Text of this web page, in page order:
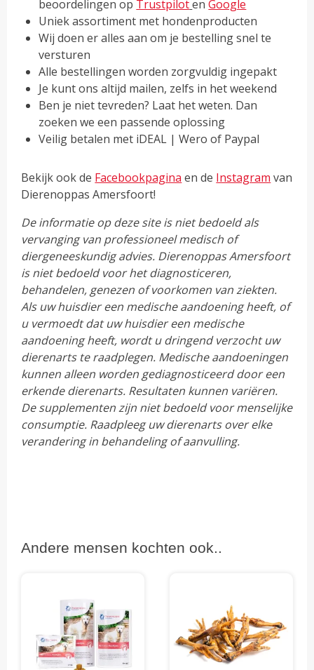
beoordelingen op TrustpilotenGoogle
Uniek assortiment met hondenproducten
Wij doen er alles aan om je bestelling snel te
versturen
Alle bestellingen worden zorgvuldig ingepakt
Je kunt ons altijd mailen, zelfs in het weekend
Ben je niet tevreden? Laat het weten. Dan
zoeken we een passende oplossing
Veilig betalen met iDEAL | Wero of Paypal
Bekijk ook de Facebookpagina en de Instagram van
Dierenoppas Amersfoort!
De informatie op deze site is niet bedoeld als
vervanging van professioneel medisch of
diergeneeskundig advies. Dierenoppas Amersfoort
is niet bedoeld voor het diagnosticeren,
behandelen, genezen of voorkomen van ziekten.
Als uw huisdier een medische aandoening heeft, of
u vermoedt dat uw huisdier een medische
aandoening heeft, wordt u dringend verzocht uw
dierenarts te raadplegen. Medische aandoeningen
kunnen alleen worden gediagnosticeerd door een
erkende dierenarts. Resultaten kunnen variëren.
De supplementen zijn niet bedoeld voor menselijke
consumptie. Raadpleeg uw dierenarts over elke
verandering in behandeling of aanvulling.
Andere mensen kochten ook..